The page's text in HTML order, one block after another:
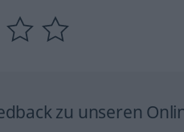
zu unseren